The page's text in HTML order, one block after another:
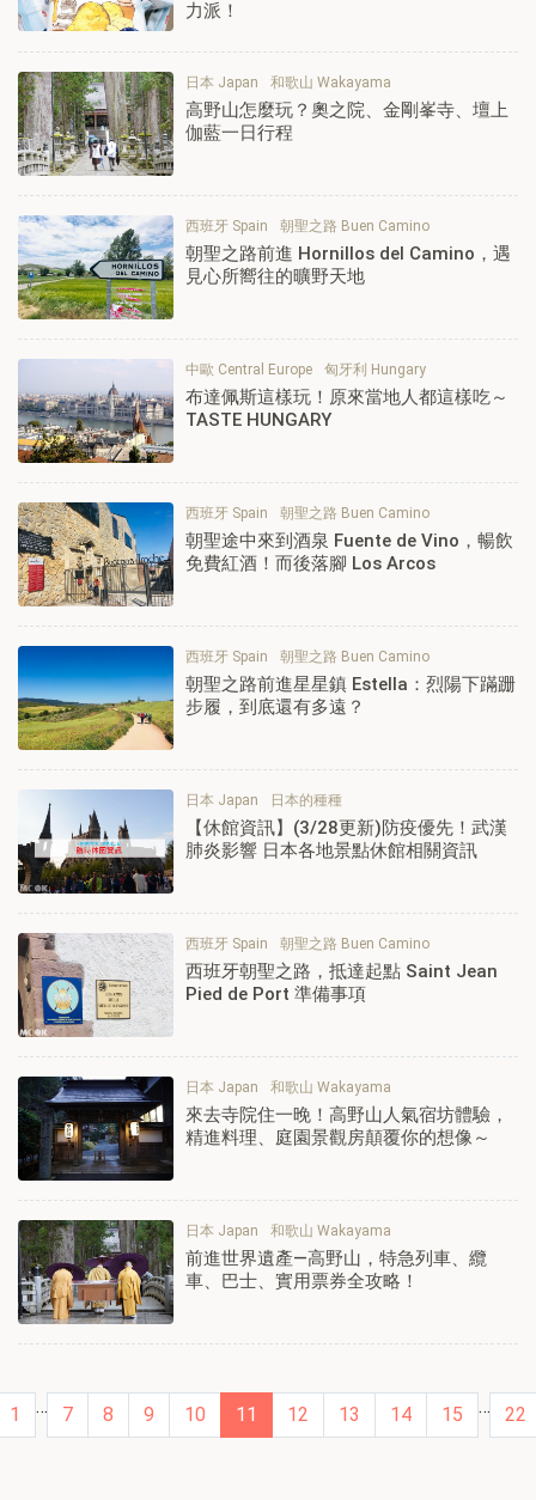
力派！
日本 Japan 和歌山 Wakayama
高野山怎麼玩？奧之院、金剛峯寺、壇上
伽藍一日行程
西班牙 Spain 朝聖之路 Buen Camino
朝聖之路前進 Hornillos del Camino，遇
見心所嚮往的曠野天地
中歐 Central Europe 匈牙利 Hungary
布達佩斯這樣玩！原來當地人都這樣吃～
TASTE HUNGARY
西班牙 Spain 朝聖之路 Buen Camino
朝聖途中來到酒泉 Fuente de Vino，暢飲
免費紅酒！而後落腳 Los Arcos
西班牙 Spain 朝聖之路 Buen Camino
朝聖之路前進星星鎮 Estella：烈陽下蹣跚
步履，到底還有多遠？
日本 Japan 日本的種種
【休館資訊】(3/28更新)防疫優先！武漢
肺炎影響 日本各地景點休館相關資訊
西班牙 Spain 朝聖之路 Buen Camino
西班牙朝聖之路，抵達起點 Saint Jean
Pied de Port 準備事項
日本 Japan 和歌山 Wakayama
來去寺院住一晚！高野山人氣宿坊體驗，
精進料理、庭園景觀房顛覆你的想像～
日本 Japan 和歌山 Wakayama
前進世界遺產—高野山，特急列車、纜
車、巴士、實用票券全攻略！
1 … 7 8 9 10 11 12 13 14 15 … 22